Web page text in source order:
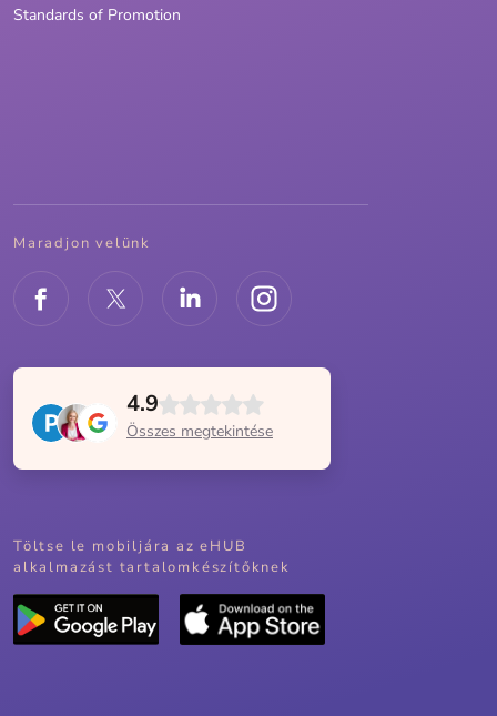
Standards of Promotion
Maradjon velünk
4.9
Összes megtekintése
Töltse le mobiljára az eHUB
alkalmazást tartalomkészítőknek